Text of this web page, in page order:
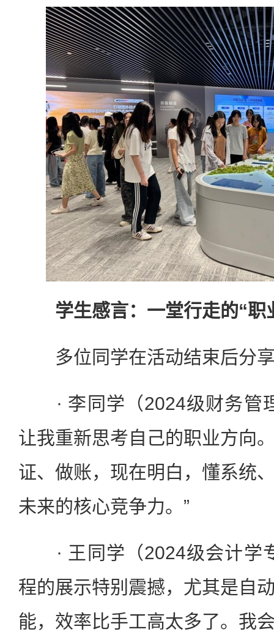
学生感言：一堂行走的“职
多位同学在活动结束后分享
· 李同学（2024级财务管
让我重新思考自己的职业方向
证、做账，现在明白，懂系统
未来的核心竞争力。”
· 王同学（2024级会计学
程的展示特别震撼，尤其是自
能，效率比手工高太多了。我